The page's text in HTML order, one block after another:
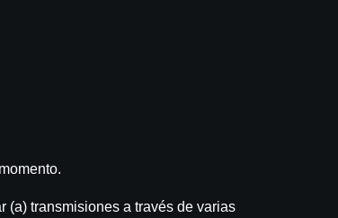
(a) transmisiones a través de varias